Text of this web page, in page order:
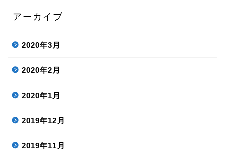
アーカイブ
2020年3月
2020年2月
2020年1月
2019年12月
2019年11月